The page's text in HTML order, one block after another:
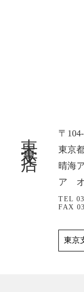
東京支店
〒
東京
晴海
ア オ
TEL
FAX
東京